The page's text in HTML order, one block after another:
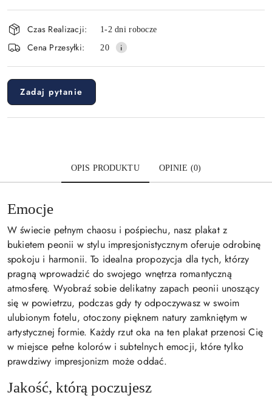
i
dostawa
Czas Realizacji: 1-2 dni robocze
Cena Przesyłki: 20
Zadaj pytanie
OPIS PRODUKTU OPINIE (0)
Emocje
W świecie pełnym chaosu i pośpiechu, nasz plakat z
bukietem peonii w stylu impresjonistycznym oferuje odrobinę
spokoju i harmonii. To idealna propozycja dla tych, którzy
pragną wprowadzić do swojego wnętrza romantyczną
atmosferę. Wyobraź sobie delikatny zapach peonii unoszący
się w powietrzu, podczas gdy ty odpoczywasz w swoim
ulubionym fotelu, otoczony pięknem natury zamkniętym w
artystycznej formie. Każdy rzut oka na ten plakat przenosi Cię
w miejsce pełne kolorów i subtelnych emocji, które tylko
prawdziwy impresjonizm może oddać.
Jakość, którą poczujesz